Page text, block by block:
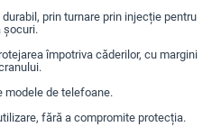
prin turnare prin injecție pentru
șocuri.
împotriva căderilor, cu margini
modele de telefoane.
fără a compromite protecția.